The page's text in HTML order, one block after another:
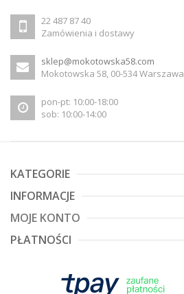
22 487 87 40
Zamówienia i dostawy
sklep@mokotowska58.com
Mokotowska 58, 00-534 Warszawa
pon-pt: 10:00-18:00
sob: 10:00-14:00
KATEGORIE
INFORMACJE
MOJE KONTO
PŁATNOŚCI